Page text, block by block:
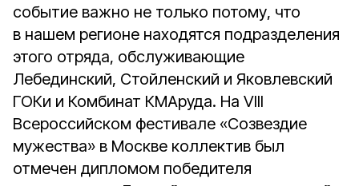
событие важно не только потому, что
в нашем регионе находятся подразделения
этого отряда, обслуживающие
Лебединский, Стойленский и Яковлевский
ГОКи и Комбинат КМАруда. На VIII
Всероссийском фестивале «Созвездие
мужества» в Москве коллектив был
отмечен дипломом победителя